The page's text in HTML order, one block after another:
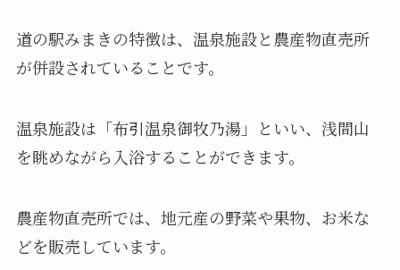
道の駅みまきの特徴は、温泉施設と農産物直売所
が併設されていることです。
温泉施設は「布引温泉御牧乃湯」といい、浅間山
を眺めながら入浴することができます。
農産物直売所では、地元産の野菜や果物、お米な
どを販売しています。